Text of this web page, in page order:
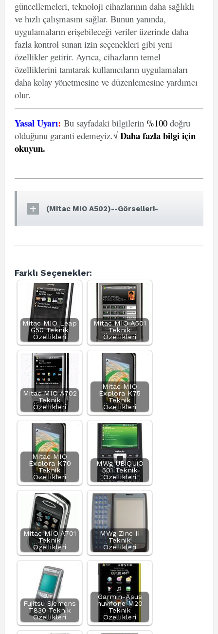
güncellemeleri, teknoloji cihazlarının daha sağlıklı
ve hızlı çalışmasını sağlar. Bunun yanında,
uygulamaların erişebileceği veriler üzerinde daha
fazla kontrol sunan izin seçenekleri gibi yeni
özellikler getirir. Ayrıca, cihazların temel
özelliklerini tanıtarak kullanıcıların uygulamaları
daha kolay yönetmesine ve düzenlemesine yardımcı
olur.
Yasal Uyarı: Bu sayfadaki bilgilerin %100 doğru
olduğunu garanti edemeyiz.√ Daha fazla bilgi için
okuyun.
(Mitac MIO A502)--Görselleri-
Farklı Seçenekler:
Mitac MIO Leap
G50 Teknik
Özellikleri
Mitac MIO A501
Teknik
Özellikleri
Mitac MIO A702
Teknik
Özellikleri
Mitac MIO
Explora K75
Teknik
Özellikleri
Mitac MIO
Explora K70
Teknik
Özellikleri
MWg UBiQUiO
501 Teknik
Özellikleri
Mitac MIO A701
Teknik
Özellikleri
MWg Zinc II
Teknik
Özellikleri
Fujitsu Siemens
T830 Teknik
Özellikleri
Garmin-Asus
nuvifone M20
Teknik
Özellikleri